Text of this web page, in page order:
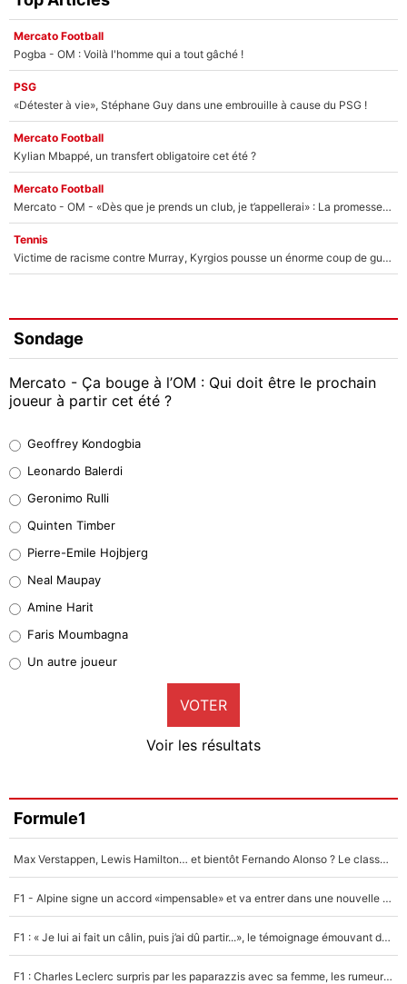
Mercato Football
Pogba - OM : Voilà l'homme qui a tout gâché !
PSG
«Détester à vie», Stéphane Guy dans une embrouille à cause du PSG !
Mercato Football
Kylian Mbappé, un transfert obligatoire cet été ?
Mercato Football
Mercato - OM - «Dès que je prends un club, je t’appellerai» : La promesse de Marcelino au moment de claquer la porte
Tennis
Victime de racisme contre Murray, Kyrgios pousse un énorme coup de gueule !
Sondage
Mercato - Ça bouge à l’OM : Qui doit être le prochain
joueur à partir cet été ?
38%
32%
5%
1%
9%
Faris Moumbagna
4%
Un autre joueur
5%
Geoffrey Kondogbia
Leonardo Balerdi
Geronimo Rulli
Quinten Timber
Pierre-Emile Hojbjerg
Neal Maupay
Amine Harit
Faris Moumbagna
Un autre joueur
VOTER
Voir les résultats
Formule1
Max Verstappen, Lewis Hamilton… et bientôt Fernando Alonso ? Le classement des pilotes les mieux payés en Formule 1 risque de changer !
F1 - Alpine signe un accord «impensable» et va entrer dans une nouvelle dimension : Grande nouvelle pour Pierre Gasly !
F1 : « Je lui ai fait un câlin, puis j’ai dû partir...», le témoignage émouvant de Max Verstappen sur sa fille
F1 : Charles Leclerc surpris par les paparazzis avec sa femme, les rumeurs étaient vraies !